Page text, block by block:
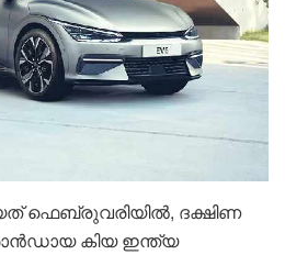
ഫെബ്രുവരിയില്‍, ദക്ഷിണ
കിയ ഇന്ത്യ